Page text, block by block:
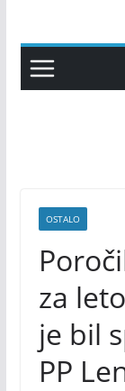
content
OSTALO
za
je bil
PP